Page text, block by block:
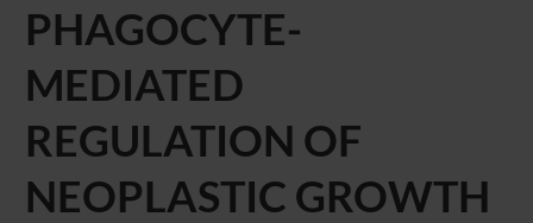
PHAGOCYTE-
MEDIATED
REGULATION OF
NEOPLASTIC GROWTH